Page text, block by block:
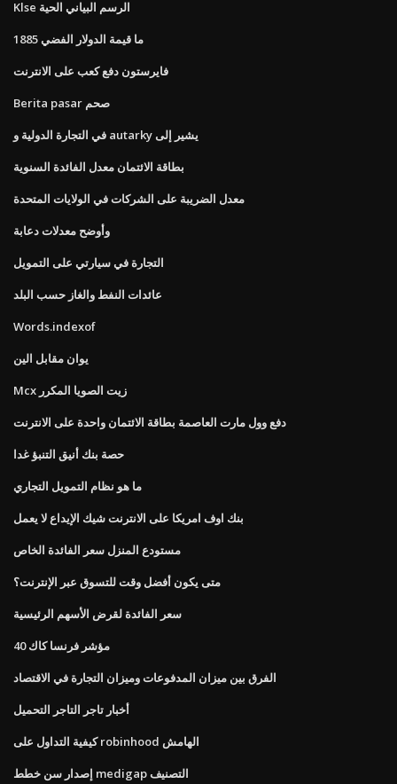
Klse الرسم البياني الحية
ما قيمة الدولار الفضي 1885
فايرستون دفع كعب على الانترنت
Berita pasar صحم
في التجارة الدولية و autarky يشير إلى
بطاقة الائتمان معدل الفائدة السنوية
معدل الضريبة على الشركات في الولايات المتحدة
وأوضح معدلات دعابة
التجارة في سيارتي على التمويل
عائدات النفط والغاز حسب البلد
Words.indexof
يوان مقابل الين
Mcx زيت الصويا المكرر
دفع وول مارت العاصمة بطاقة الائتمان واحدة على الانترنت
حصة بنك أنيق التنبؤ غدا
ما هو نظام التمويل التجاري
بنك اوف امريكا على الانترنت شيك الإيداع لا يعمل
مستودع المنزل سعر الفائدة الخاص
متى يكون أفضل وقت للتسوق عبر الإنترنت؟
سعر الفائدة لقرض الأسهم الرئيسية
مؤشر فرنسا كاك 40
الفرق بين ميزان المدفوعات وميزان التجارة في الاقتصاد
أخبار تاجر التاجر التحميل
كيفية التداول على robinhood الهامش
إصدار سن خطط medigap التصنيف